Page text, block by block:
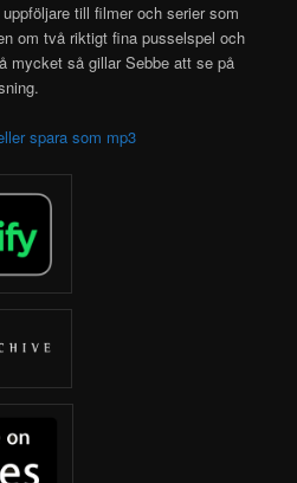
till filmer och serier som
om två riktigt fina pusselspel och
mycket så gillar Sebbe att se på
spara som mp3